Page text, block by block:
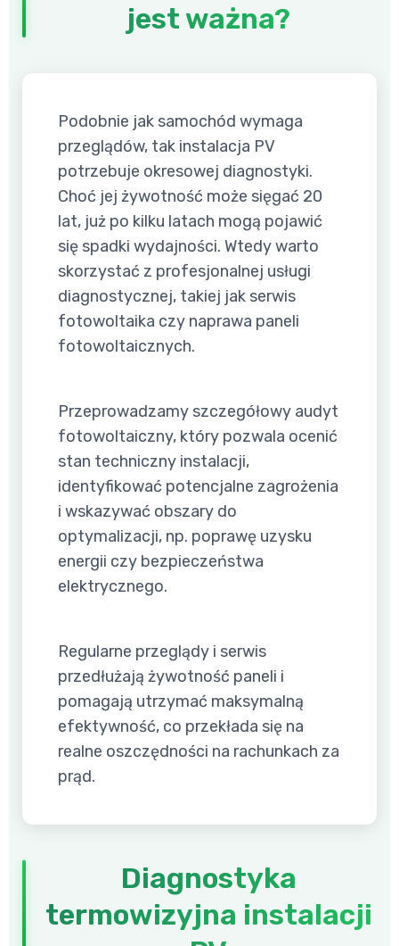
jest ważna?
Podobnie jak samochód wymaga
przeglądów, tak instalacja PV
potrzebuje okresowej diagnostyki.
Choć jej żywotność może sięgać 20
lat, już po kilku latach mogą pojawić
się spadki wydajności. Wtedy warto
skorzystać z profesjonalnej usługi
diagnostycznej, takiej jak serwis
fotowoltaika czy naprawa paneli
fotowoltaicznych.
Przeprowadzamy szczegółowy audyt
fotowoltaiczny, który pozwala ocenić
stan techniczny instalacji,
identyfikować potencjalne zagrożenia
i wskazywać obszary do
optymalizacji, np. poprawę uzysku
energii czy bezpieczeństwa
elektrycznego.
Regularne przeglądy i serwis
przedłużają żywotność paneli i
pomagają utrzymać maksymalną
efektywność, co przekłada się na
realne oszczędności na rachunkach za
prąd.
Diagnostyka
termowizyjna instalacji